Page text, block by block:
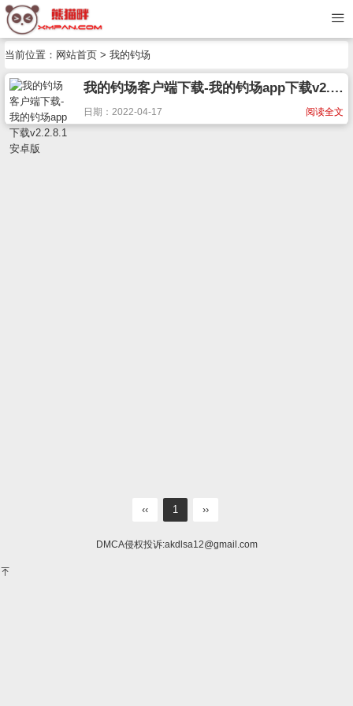
当前位置： 网站首页 > 我的钓场
我的钓场客户端下载-我的钓场app下载v2.2.8.1 安卓版
阅读全文
日期：2022-04-17
‹‹ 1 ››
DMCA侵权投诉:akdlsa12@gmail.com